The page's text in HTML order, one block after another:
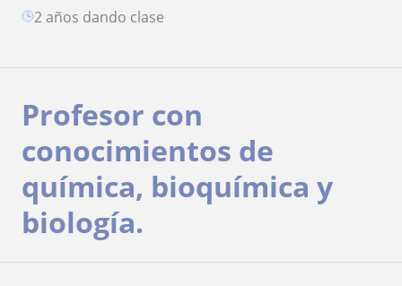
2 años dando clase
Profesor con
conocimientos de
química, bioquímica y
biología.